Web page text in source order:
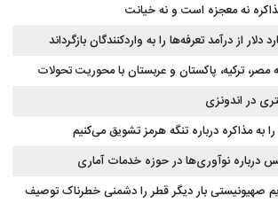
نه معجزه است و نه خیانت
ترکیه، پاکستان و عربستان با محوریت تحولات
به مذاکره درباره تنگه هرمز تشویق می‌کنیم
درباره نوآوری‌ها در حوزه خدمات آماری
صهیونیستی بار دیگر قطر را دشمنی خطرناک توصیف